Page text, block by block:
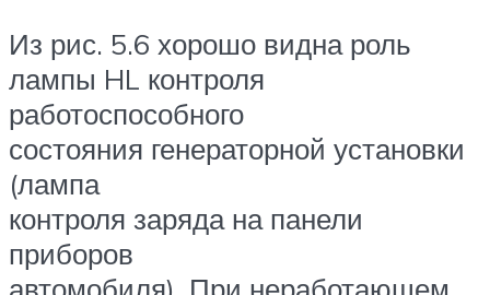
Из рис. 5.6 хорошо видна роль
лампы HL контроля
работоспособного
состояния генераторной установки
(лампа
контроля заряда на панели
приборов